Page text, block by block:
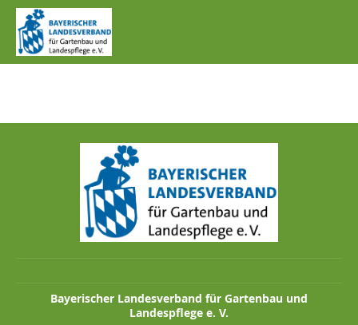
IMG_0822.JPG
Bayerischer Landesverband für Gartenbau und
Landespflege e. V.